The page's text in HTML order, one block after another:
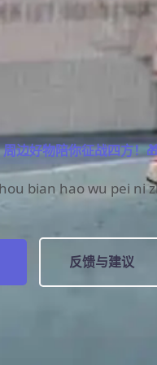
边好物陪你征战四方！
bian hao wu pei ni
反馈与建议